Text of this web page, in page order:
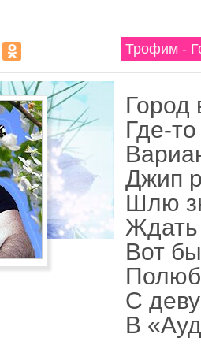
Трофим -
Город
Где-
Джип
Шлю
Ждать
Вот
С
В